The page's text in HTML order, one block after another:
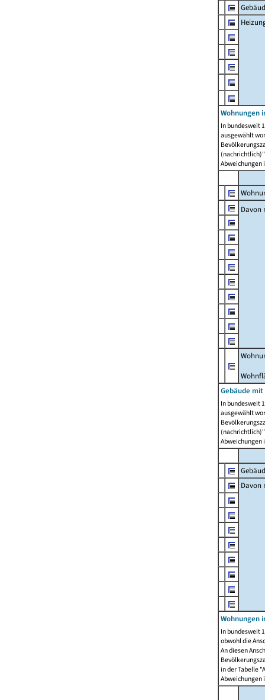
Wohnungen
In bundesweit
ausgewählt
Abweichungen
Davon
Gebäude
In bundesweit
ausgewählt
Abweichungen
Davon
Wohnungen
In bundesweit
obwohl die
An diesen
in der Tabelle
Abweichungen